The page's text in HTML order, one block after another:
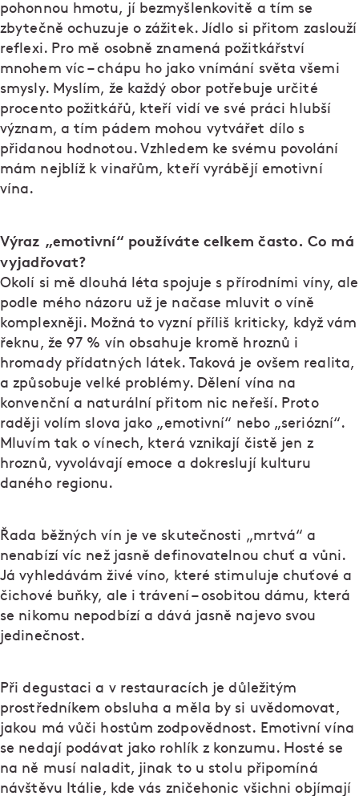
pohonnou hmotu, jí bezmyšlenkovitě a tím se
zbytečně ochuzuje o zážitek. Jídlo si přitom zaslouží
reflexi. Pro mě osobně znamená požitkářství
mnohem víc – chápu ho jako vnímání světa všemi
smysly. Myslím, že každý obor potřebuje určité
procento požitkářů, kteří vidí ve své práci hlubší
význam, a tím pádem mohou vytvářet dílo s
přidanou hodnotou. Vzhledem ke svému povolání
mám nejblíž k vinařům, kteří vyrábějí emotivní
vína.
Výraz „emotivní“ používáte celkem často. Co má
vyjadřovat?
Okolí si mě dlouhá léta spojuje s přírodními víny, ale
podle mého názoru už je načase mluvit o víně
komplexněji. Možná to vyzní příliš kriticky, když vám
řeknu, že 97 % vín obsahuje kromě hroznů i
hromady přídatných látek. Taková je ovšem realita,
a způsobuje velké problémy. Dělení vína na
konvenční a naturální přitom nic neřeší. Proto
raději volím slova jako „emotivní“ nebo „seriózní“.
Mluvím tak o vínech, která vznikají čistě jen z
hroznů, vyvolávají emoce a dokreslují kulturu
daného regionu.
Řada běžných vín je ve skutečnosti „mrtvá“ a
nenabízí víc než jasně definovatelnou chuť a vůni.
Já vyhledávám živé víno, které stimuluje chuťové a
čichové buňky, ale i trávení – osobitou dámu, která
se nikomu nepodbízí a dává jasně najevo svou
jedinečnost.
Při degustaci a v restauracích je důležitým
prostředníkem obsluha a měla by si uvědomovat,
jakou má vůči hostům zodpovědnost. Emotivní vína
se nedají podávat jako rohlík z konzumu. Hosté se
na ně musí naladit, jinak to u stolu připomíná
návštěvu Itálie, kde vás zničehonic všichni objímají